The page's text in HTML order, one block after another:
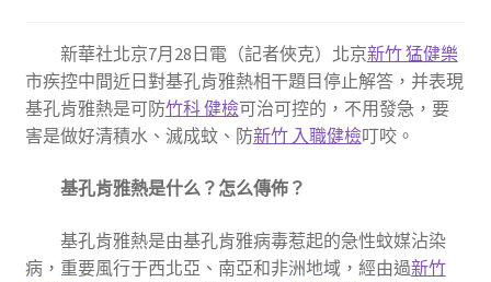
新華社北京7月28日電（記者俠克）北京新竹 猛健樂
市疾控中間近日對基孔肯雅熱相干題目停止解答，并表現
基孔肯雅熱是可防竹科 健檢可治可控的，不用發急，要
害是做好清積水、滅成蚊、防新竹 入職健檢叮咬。
基孔肯雅熱是什么？怎么傳佈？
基孔肯雅熱是由基孔肯雅病毒惹起的急性蚊媒沾染
病，重要風行于西北亞、南亞和非洲地域，經由過新竹